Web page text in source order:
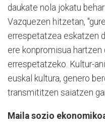
daukate nola jokatu
Vazquezen hitzetan,
errespetatzea eskatzen
ere konpromisua
errespetatzeko. Kultur-
euskal kultura, genero
transmititzen saiatzen
Maila sozio